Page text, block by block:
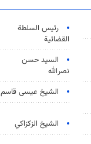
رئیس السلطة
القضائیة
السيد حسن
نصرالله
الشيخ عيسى قاسم
الشيخ الزكزاكي